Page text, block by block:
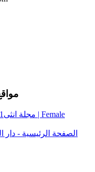
مجلة انثى | Female
الصفحة الرئيسية - دار